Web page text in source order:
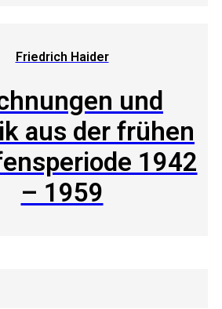
Friedrich Haider
und
aus der frühen
1942
– 1959